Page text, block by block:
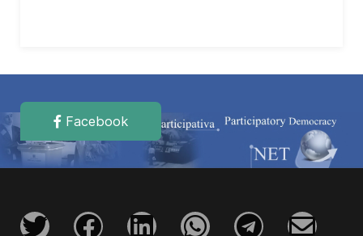
Facebook